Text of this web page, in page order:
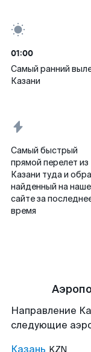
01:00
Самый ранний
Казани
Самый быстрый
прямой перелет из
Казани туда и
найденный на
сайте за
время
Направление
следующие
Казань KZN